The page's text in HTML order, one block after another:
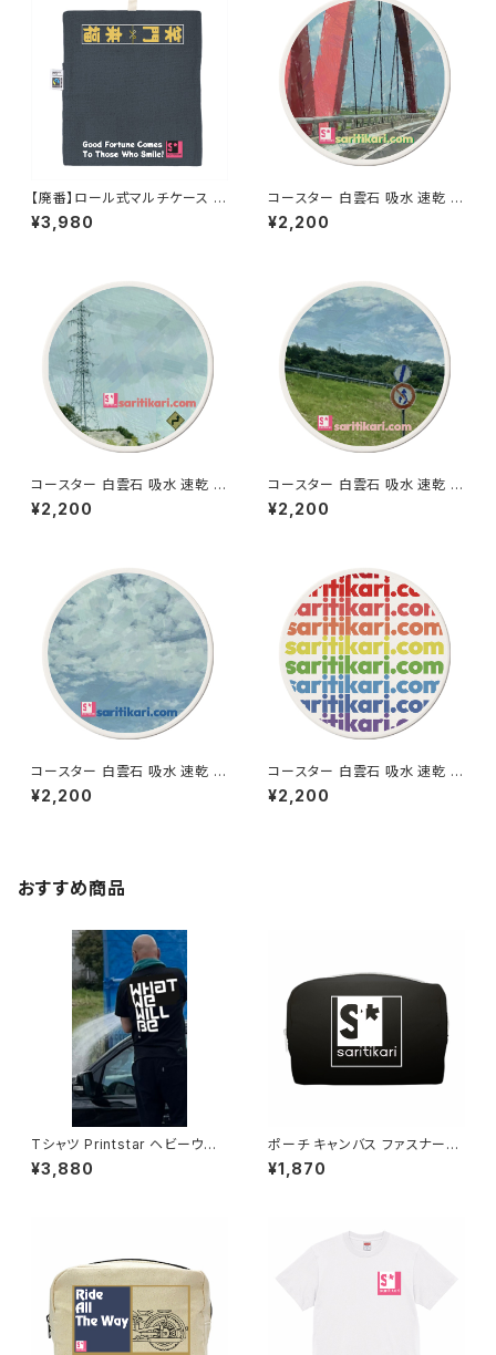
【廃番】ロール式マルチケース フ
ェアトレード コットン ポーチ オ
リジナル 巾着 プリント バッグ
け 万能 整理整頓 saritikari 小
物入れ 笑門来福
¥3,980
コースター 白雲石 吸水 速乾 ド
ロマイト グラス アイスコーヒー
saritikari cafe 橋
¥2,200
コースター 白雲石 吸水 速乾 ド
ロマイト グラス アイスコーヒー
saritikari cafe 標識2
¥2,200
コースター 白雲石 吸水 速乾 ド
ロマイト グラス アイスコーヒー
saritikari cafe 標識1
¥2,200
コースター 白雲石 吸水 速乾 ド
ロマイト グラス アイスコーヒー
saritikari cafe 空
¥2,200
コースター 白雲石 吸水 速乾 ド
ロマイト グラス アイスコーヒー
saritikari cafe
¥2,200
おすすめ商品
Tシャツ Printstar ヘビーウェ
イト Tshirt オリジナル デザイン
アート バイク ワンオフ カジュア
what we will be
¥3,880
ポーチ キャンバス ファスナーポ
ーチ 底 マチ付き ナチュラル オ
リジナル 巾着 プリント バッグ
ハミガキ 万能 充電器 整理整頓
¥1,870